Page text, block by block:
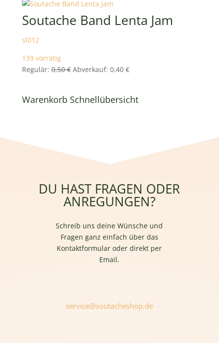
0,50 €
Soutache Band Lenta Jam
sl012
139 vorrätig
Regulär: 0,50€ Ursprünglicher
0,50 €
Abverkauf: 0,40 €Aktueller
0,40 €.
Warenkorb Schnellübersicht
DU HAST FRAGEN ODER
ANREGUNGEN?
Schreib uns deine Wünsche und
Fragen ganz einfach über das
Kontaktformular oder direkt per
Email.
service@soutacheshop.de